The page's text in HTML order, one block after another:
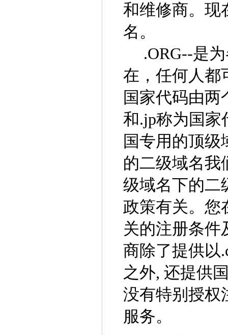
和维修商。现
名。
.ORG--是为
在，任何人都
国家代码由两
和.jp称为国家
国专用的顶级
的二级域名我
级域名下的二
政策有关。您
关的注册条件
商除了提供以
之外, 还提供
没有特别授权
服务。